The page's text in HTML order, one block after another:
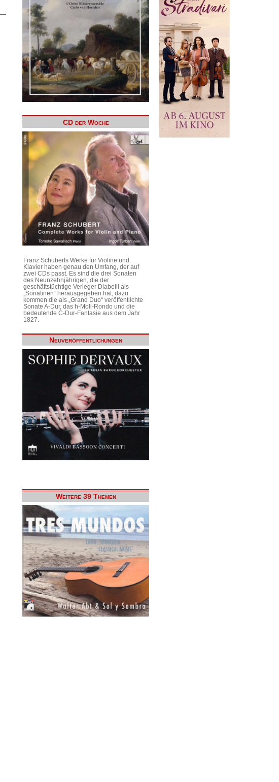
CD der Woche
Franz Schuberts Werke für Violine und
Klavier haben genau den Umfang, der auf
zwei CDs passt. Es sind die drei Sonaten
des Neunzehnjährigen, die der
geschäftstüchtige Verleger Diabelli als
„Sonatinen“ herausgegeben hat, dazu
kommen die als „Grand Duo“ veröffentlichte
Sonate A-Dur, das h-Moll-Rondo und die
bedeutende C-Dur-Fantasie aus dem Jahr
1827.
Neuveröffentlichungen
Weitere 39 Themen